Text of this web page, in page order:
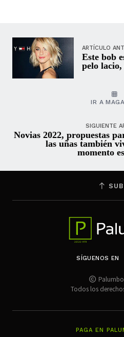
ARTÍCULO
Este bob
pelo lacio,
IR A
SIGUIENTE
Novias 2022, propuestas
las uñas también
momento
SÍGUENOS EN
Todos los
PAGA EN